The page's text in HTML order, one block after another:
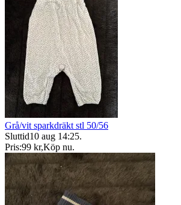
Grå/vit sparkdräkt stl 50/56
Sluttid10 aug 14:25.
Pris:99 kr,Köp nu.